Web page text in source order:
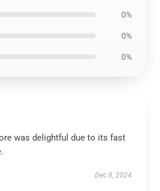
0%
0%
0%
was delightful due to its fast
Dec 8, 2024